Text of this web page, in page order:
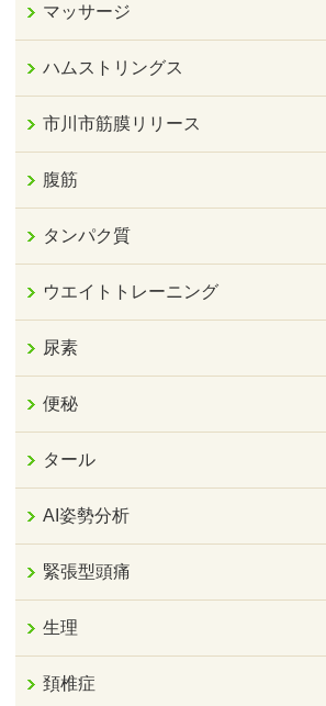
マッサージ
ハムストリングス
市川市筋膜リリース
腹筋
タンパク質
ウエイトトレーニング
尿素
便秘
タール
AI姿勢分析
緊張型頭痛
生理
頚椎症